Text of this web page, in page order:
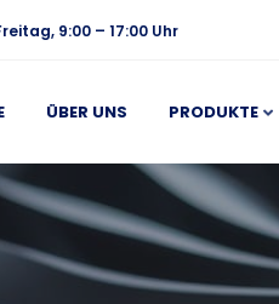
9:00 – 17:00 Uhr
ÜBER UNS PRODUKTE